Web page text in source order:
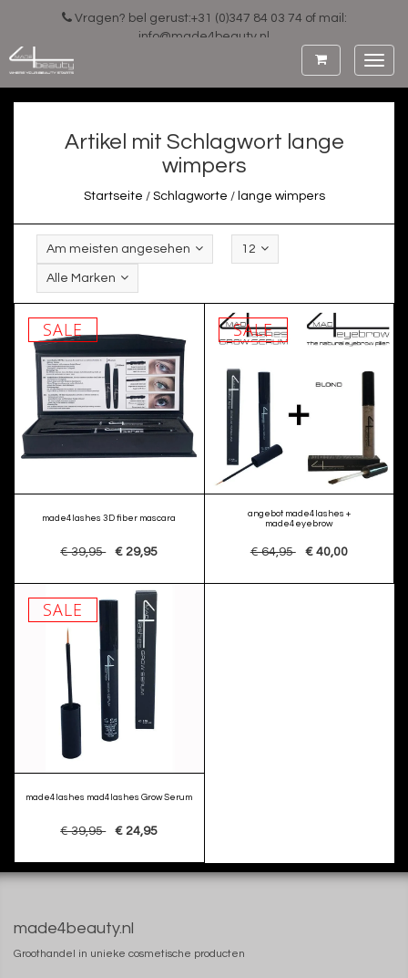
Vragen? bel gerust:+31 (0)347 84 03 74 of mail:
info@made4beauty.nl
Artikel mit Schlagwort lange
wimpers
Startseite / Schlagworte / lange wimpers
Am meisten angesehen 12
Alle Marken
SALE
made4lashes 3D fiber mascara
€ 39,95 € 29,95
SALE
angebot made4lashes +
made4eyebrow
€ 64,95 € 40,00
SALE
made4lashes mad4lashes Grow Serum
€ 39,95 € 24,95
made4beauty.nl
Groothandel in unieke cosmetische producten